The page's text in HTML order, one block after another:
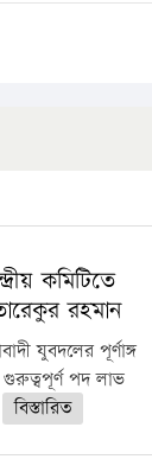
কমিটিতে
রহমান
যুবদলের পূর্ণাঙ্গ
গুরুত্বপূর্ণ পদ লাভ
বিস্তারিত